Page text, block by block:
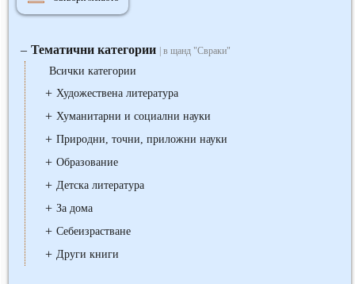
‒ Тематични категории | в щанд "Свраки"
Всички категории
+ Художествена литература
+ Хуманитарни и социални науки
+ Природни, точни, приложни науки
+ Образование
+ Детска литература
+ За дома
+ Себеизрастване
+ Други книги